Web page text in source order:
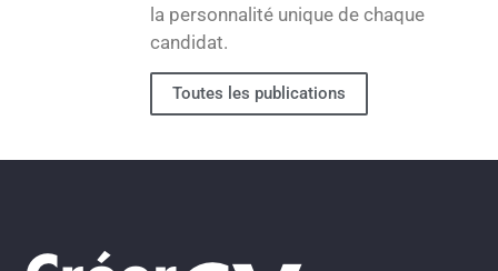
la personnalité unique de chaque
candidat.
Toutes les publications